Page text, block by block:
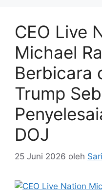
CEO Live
Michael
Berbicara
Trump
DOJ
25 Juni 2026 oleh